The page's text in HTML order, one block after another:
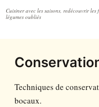
Accéder
au
Techniques de
bocaux.